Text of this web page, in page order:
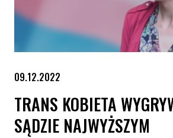
09.12.2022
TRANS KOBIETA
SĄDZIE NAJWYŻSZYM